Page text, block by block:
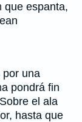
que espanta,
por una
pondrá fin
el ala
hasta que